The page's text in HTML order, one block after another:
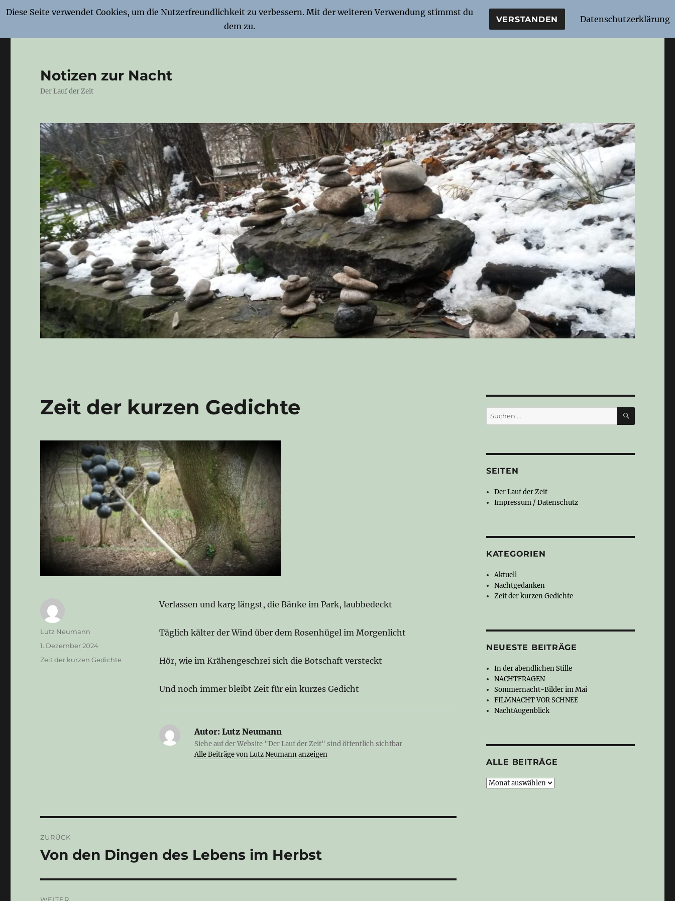
Notizen zur Nacht
Der Lauf der Zeit
Zeit der kurzen Gedichte
Verlassen und karg längst, die Bänke im Park, laubbedeckt
Täglich kälter der Wind über dem Rosenhügel im Morgenlicht
Hör, wie im Krähengeschrei sich die Botschaft versteckt
Und noch immer bleibt Zeit für ein kurzes Gedicht
Autor:Lutz Neumann
Siehe auf der Website "Der Lauf der Zeit" sind öffentlich sichtbar
Alle Beiträge von Lutz Neumann anzeigen
Autor
Lutz Neumann
Veröffentlicht
am
1. Dezember 2024
Kategorien
Zeit der kurzen Gedichte
ZURÜCK
Vorheriger
Von den Dingen des Lebens im Herbst
Suchen
nach:
SUCHEN
SEITEN
Der Lauf der Zeit
Impressum / Datenschutz
KATEGORIEN
Aktuell
Nachtgedanken
Zeit der kurzen Gedichte
NEUESTE BEITRÄGE
In der abendlichen Stille
NACHTFRAGEN
Sommernacht-Bilder im Mai
FILMNACHT VOR SCHNEE
NachtAugenblick
ALLE BEITRÄGE
Alle
Diese Seite verwendet Cookies, um die Nutzerfreundlichkeit zu verbessern. Mit der weiteren Verwendung stimmst du
dem zu.
VERSTANDEN Datenschutzerklärung